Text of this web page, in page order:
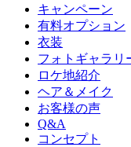
キャンペーン
有料オプション
衣装
フォトギャラリ
ロケ地紹介
ヘア＆メイク
お客様の声
Q&A
コンセプト